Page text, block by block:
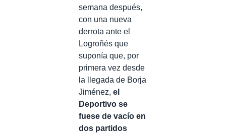
semana después,
con una nueva
derrota ante el
Logroñés que
suponía que, por
primera vez desde
la llegada de Borja
Jiménez, el
Deportivo se
fuese de vacío en
dos partidos